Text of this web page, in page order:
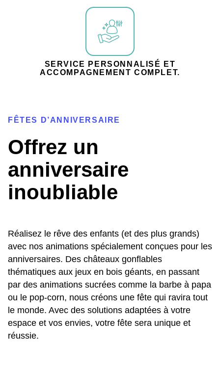
SERVICE PERSONNALISÉ ET
ACCOMPAGNEMENT COMPLET.
FÊTES D’ANNIVERSAIRE
Offrez un
anniversaire
inoubliable
Réalisez le rêve des enfants (et des plus grands)
avec nos animations spécialement conçues pour les
anniversaires. Des châteaux gonflables
thématiques aux jeux en bois géants, en passant
par des animations sucrées comme la barbe à papa
ou le pop-corn, nous créons une fête qui ravira tout
le monde. Avec des solutions adaptées à votre
espace et vos envies, votre fête sera unique et
réussie.